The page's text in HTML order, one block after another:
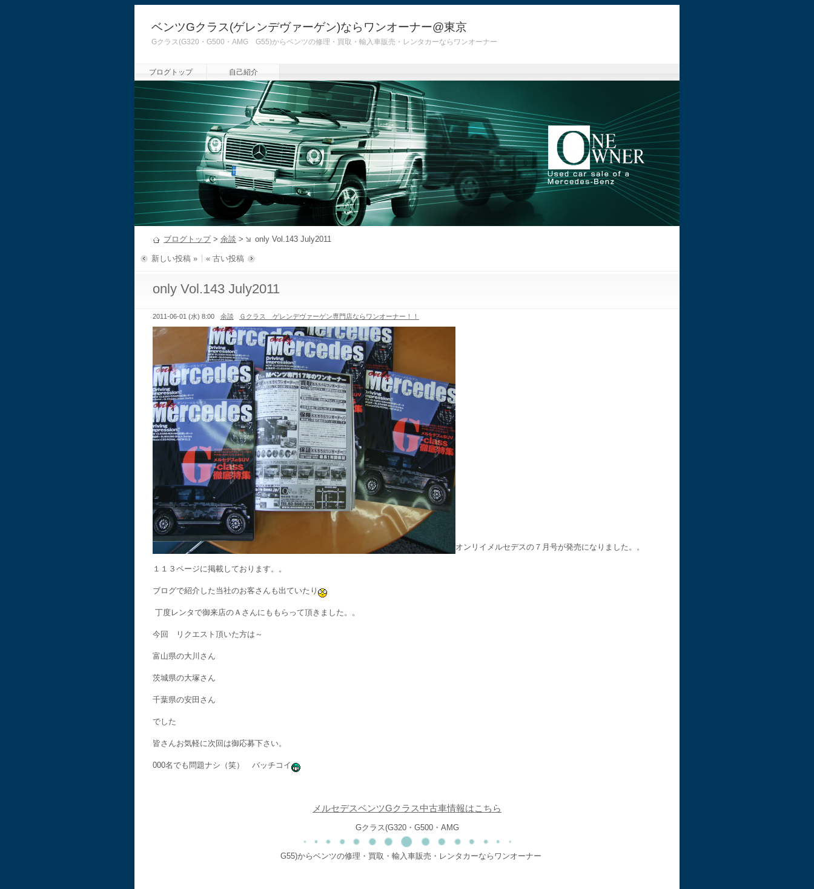
ベンツGクラス(ゲレンデヴァーゲン)ならワンオーナー@東京
Gクラス(G320・G500・AMG G55)からベンツの修理・買取・輸入車販売・レンタカーならワンオーナー
ブログトップ 自己紹介
ブログトップ> 余談 > only Vol.143 July2011
新しい投稿 » « 古い投稿
only Vol.143 July2011
2011-06-01 (水) 8:00 余談 Ｇクラス ゲレンデヴァーゲン専門店ならワンオーナー！！
オンリイメルセデスの７月号が発売になりました。。
１１３ページに掲載しております。。
ブログで紹介した当社のお客さんも出ていたり
丁度レンタで御来店のＡさんにももらって頂きました。。
今回 リクエスト頂いた方は～
富山県の大川さん
茨城県の大塚さん
千葉県の安田さん
でした
皆さんお気軽に次回は御応募下さい。
000名でも問題ナシ（笑） バッチコイ
メルセデスベンツGクラス中古車情報はこちら
Gクラス(G320・G500・AMG
G55)からベンツの修理・買取・輸入車販売・レンタカーならワンオーナー